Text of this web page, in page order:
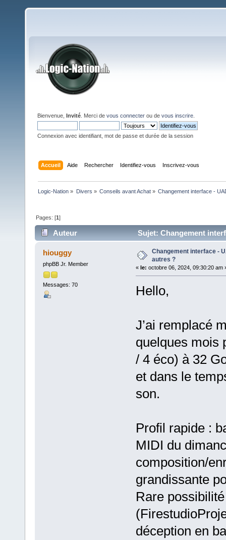
Bienvenue, Invité . Merci de vous connecter ou de vous inscrire
Connexion avec identifiant, mot de passe et durée de la session
Accueil Aide Rechercher Identifiez-vous Inscrivez-vous
Logic-Nation » Divers » Conseils avant Achat» Changement interface -
Pages: [1]
Auteur Sujet: Changement
hiouggy
phpBB Jr. Member
Messages: 70
Changement interface -
autres ?
« le: octobre 06, 2024, 09:30:20 am
Hello,
J’ai remplacé
quelques mois
/ 4 éco) à 32
et dans le
son.
Profil rapide :
MIDI du
composition/
grandissante
Rare
déception en